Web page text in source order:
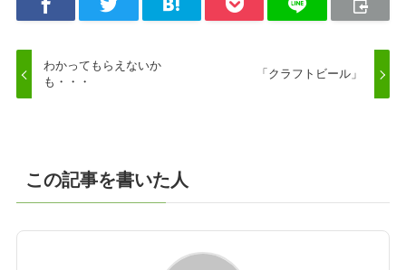
わかってもらえないか
も・・・
「クラフトビール」
この記事を書いた人